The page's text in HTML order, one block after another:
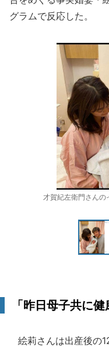
グラムで反応した。
才賀紀左衛門さんの
「昨日母子共に
絵莉さんは出産後の